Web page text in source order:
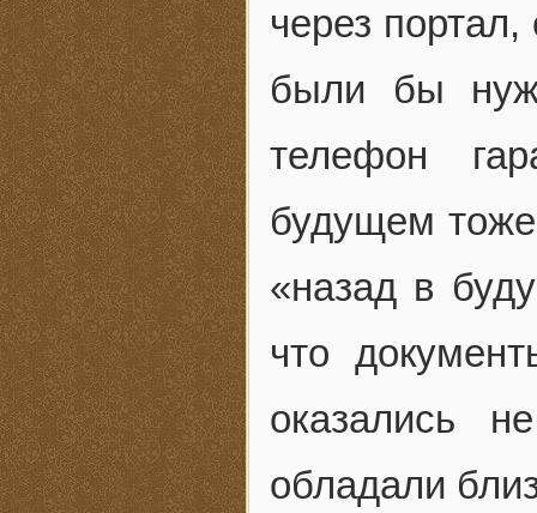
через
были бы
телефон
будущем
«назад в
что
оказались
обладали